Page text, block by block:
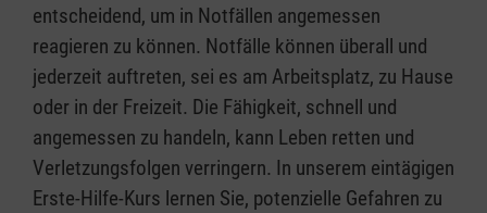
entscheidend, um in Notfällen angemessen
reagieren zu können. Notfälle können überall und
jederzeit auftreten, sei es am Arbeitsplatz, zu Hause
oder in der Freizeit. Die Fähigkeit, schnell und
angemessen zu handeln, kann Leben retten und
Verletzungsfolgen verringern. In unserem eintägigen
Erste-Hilfe-Kurs lernen Sie, potenzielle Gefahren zu